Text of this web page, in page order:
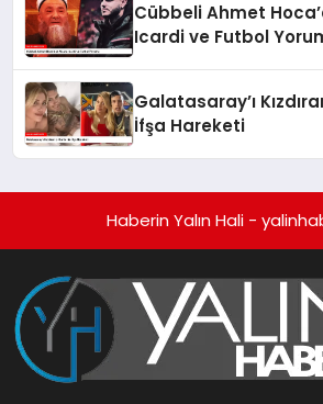
Cübbeli Ahmet
Icardi ve Futbol
Galatasaray’ı
İfşa Hareketi
Haberin Yalın Hali -